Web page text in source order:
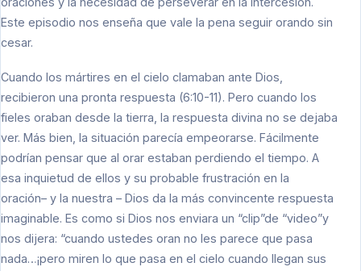
Este episodio nos enseña que vale la pena seguir orando sin
cesar.
Cuando los mártires en el cielo clamaban ante Dios,
recibieron una pronta respuesta (6:10-11). Pero cuando los
fieles oraban desde la tierra, la respuesta divina no se dejaba
ver. Más bien, la situación parecía empeorarse. Fácilmente
podrían pensar que al orar estaban perdiendo el tiempo. A
esa inquietud de ellos y su probable frustración en la
oración– y la nuestra – Dios da la más convincente respuesta
imaginable. Es como si Dios nos enviara un “clip”de “video”y
nos dijera: “cuando ustedes oran no les parece que pasa
nada…¡pero miren lo que pasa en el cielo cuando llegan sus